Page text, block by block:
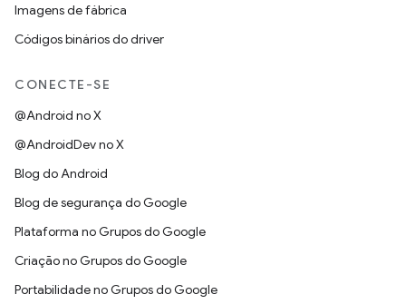
Imagens de fábrica
Códigos binários do driver
CONECTE-SE
@Android no X
@AndroidDev no X
Blog do Android
Blog de segurança do Google
Plataforma no Grupos do Google
Criação no Grupos do Google
Portabilidade no Grupos do Google